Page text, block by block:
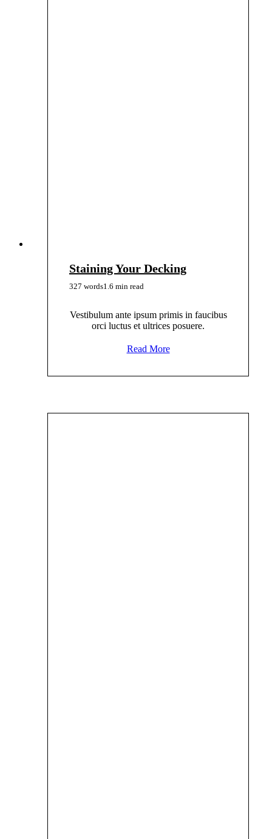
Staining Your Decking
327 words1.6 min read
Vestibulum ante ipsum primis in faucibus
orci luctus et ultrices posuere.
Read More